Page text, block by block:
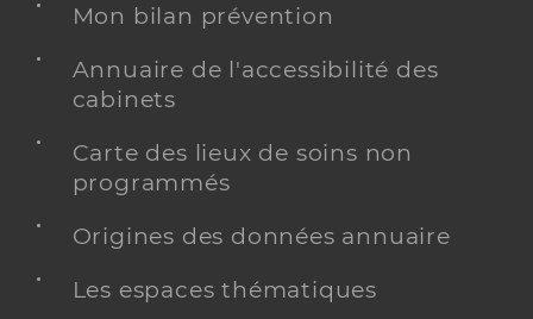
Mon bilan prévention
Annuaire de l'accessibilité des
cabinets
Carte des lieux de soins non
programmés
Origines des données annuaire
Les espaces thématiques